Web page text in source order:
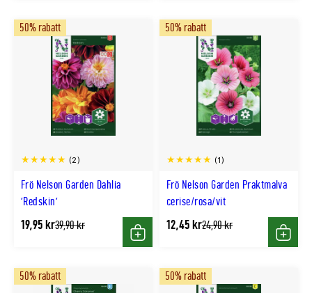
Frö Nelson Garden Dahlia
'Redskin'
(2)
50% rabatt
19,95 krTidligere
39,90 kr
Köp
Frö Nelson Garden Praktmalva
cerise/rosa/vit
(1)
50% rabatt
12,45 krTidligere
24,90 kr
Köp
50% rabatt 50% rabatt